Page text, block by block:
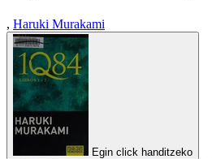
, Haruki Murakami
Egin click handitzeko